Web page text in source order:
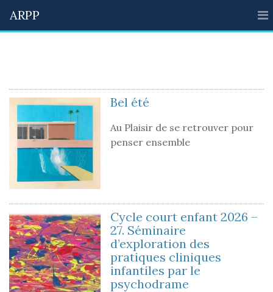
ARPP
Bel été
Au Plaisir de se retrouver pour
penser ensemble
Cycle court enfant 2026 –
27. Séminaire
d’exploration des
pratiques cliniques
infantiles par le
psychodrame